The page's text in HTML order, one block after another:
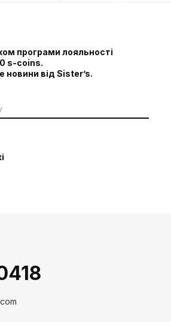
програми лояльності
s-coins.
новини від Sister’s.